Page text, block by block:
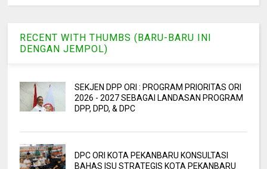
RECENT WITH THUMBS (BARU-BARU INI
DENGAN JEMPOL)
SEKJEN DPP ORI : PROGRAM PRIORITAS ORI
2026 - 2027 SEBAGAI LANDASAN PROGRAM
DPP, DPD, & DPC
DPC ORI KOTA PEKANBARU KONSULTASI
BAHAS ISU STRATEGIS KOTA PEKANBARU